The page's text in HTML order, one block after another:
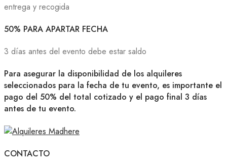
entrega y recogida
50% PARA APARTAR FECHA
3 días antes del evento debe estar saldo
Para asegurar la disponibilidad de los alquileres
seleccionados para la fecha de tu evento, es importante el
pago del 50% del total cotizado y el pago final 3 días
antes de tu evento.
CONTACTO